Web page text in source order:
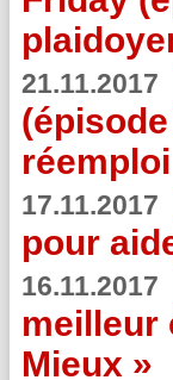
21.11.2017
réemploi
17.11.2017
pour
16.11.2017
meilleur
Mieux »